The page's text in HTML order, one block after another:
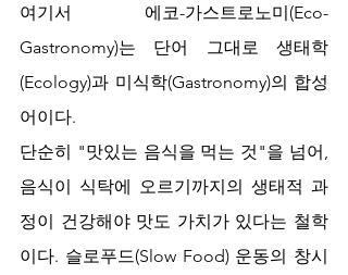
여기서 에코-가스트로노미(Eco-
Gastronomy)는 단어 그대로 생태학
(Ecology)과 미식학(Gastronomy)의 합성
어이다.
단순히 "맛있는 음식을 먹는 것"을 넘어,
음식이 식탁에 오르기까지의 생태적 과
정이 건강해야 맛도 가치가 있다는 철학
이다. 슬로푸드(Slow Food) 운동의 창시